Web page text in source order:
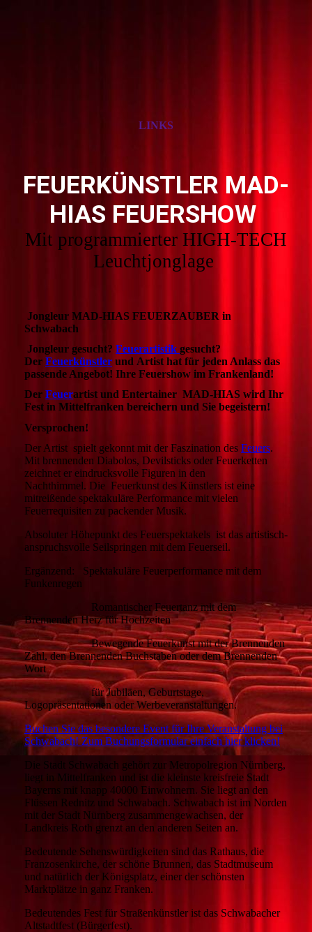
LINKS
FEUERKÜNSTLER MAD-
HIAS FEUERSHOW
Mit programmierter HIGH-TECH
Leuchtjonglage
Jongleur MAD-HIAS FEUERZAUBER in
Schwabach
Jongleur gesucht? Feuerartistik gesucht?
Der Feuerkünstler und Artist hat für jeden Anlass das
passende Angebot! Ihre Feuershow im Frankenland!
Der Feuerartist und Entertainer MAD-HIAS wird Ihr
Fest in Mittelfranken bereichern und Sie begeistern!
Versprochen!
Der Artist spielt gekonnt mit der Faszination des Feuers.
Mit brennenden Diabolos, Devilsticks oder Feuerketten
zeichnet er eindrucksvolle Figuren in den
Nachthimmel. Die Feuerkunst des Künstlers ist eine
mitreißende spektakuläre Performance mit vielen
Feuerrequisiten zu packender Musik.
Absoluter Höhepunkt des Feuerspektakels ist das artistisch-
anspruchsvolle Seilspringen mit dem Feuerseil.
Ergänzend: Spektakuläre Feuerperformance mit dem
Funkenregen
Romantischer Feuertanz mit dem
Brennenden Herz für Hochzeiten
Bewegende Feuerkunst mit der Brennenden
Zahl, den Brennenden Buchstaben oder dem Brennenden
Wort
für Jubiläen, Geburtstage,
Logopräsentationen oder Werbeveranstaltungen.
Buchen Sie das besondere Event für Ihre Veranstaltung bei
Schwabach! Zum Buchungsformular einfach hier klicken!
Die Stadt Schwabach gehört zur Metropolregion Nürnberg,
liegt in Mittelfranken und ist die kleinste kreisfreie Stadt
Bayerns mit knapp 40000 Einwohnern. Sie liegt an den
Flüssen Rednitz und Schwabach. Schwabach ist im Norden
mit der Stadt Nürnberg zusammengewachsen, der
Landkreis Roth grenzt an den anderen Seiten an.
Bedeutende Sehenswürdigkeiten sind das Rathaus, die
Franzosenkirche, der schöne Brunnen, das Stadtmuseum
und natürlich der Königsplatz, einer der schönsten
Marktplätze in ganz Franken.
Bedeutendes Fest für Straßenkünstler ist das Schwabacher
Altstadtfest (Bürgerfest).